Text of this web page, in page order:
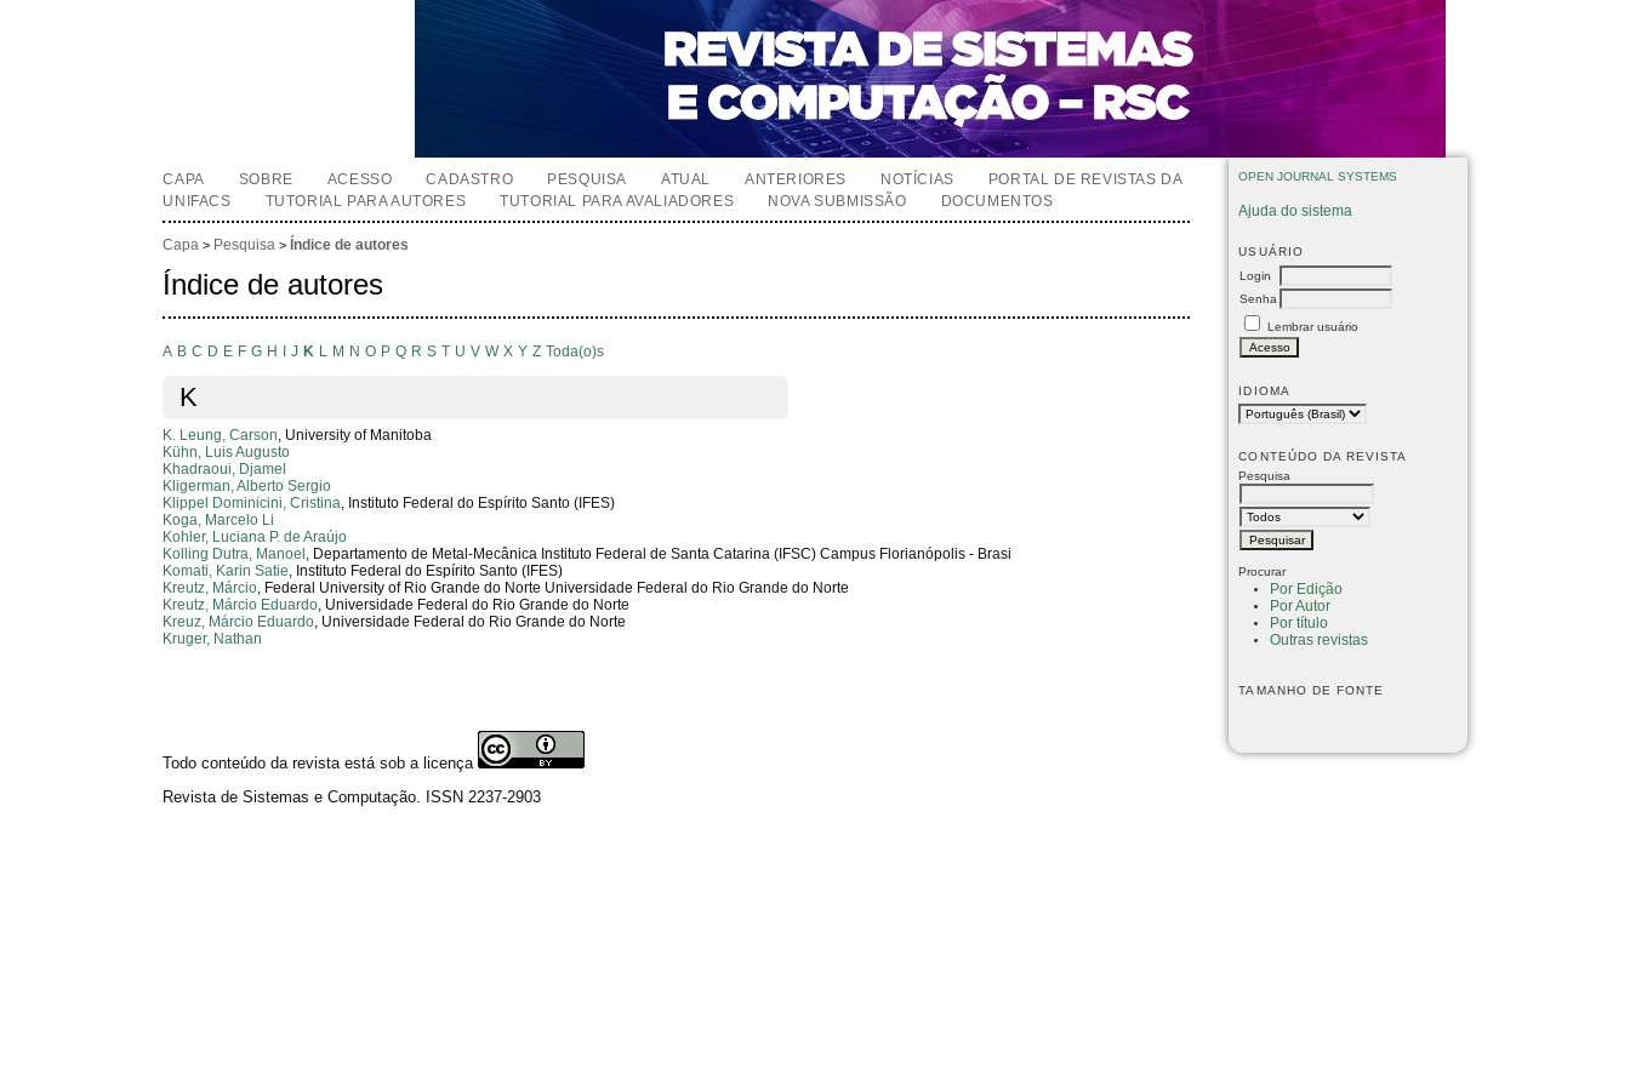
OPEN JOURNAL SYSTEMS
Ajuda do sistema
USUÁRIO
Login
Senha
Lembrar usuário
IDIOMA
CONTEÚDO DA REVISTA
Pesquisa
Procurar
Por Edição
Por Autor
Por título
Outras revistas
TAMANHO DE FONTE
CAPA SOBRE ACESSO CADASTRO PESQUISA ATUAL ANTERIORES NOTÍCIAS
PORTAL DE REVISTAS DA
UNIFACS
TUTORIAL PARA AUTORES TUTORIAL PARA AVALIADORES NOVA SUBMISSÃO DOCUMENTOS
Capa > Pesquisa > Índice de autores
Índice de autores
A B C D E F G H J K L M N O P Q R S T U V W X Y Z Toda(o)s
K
K. Leung, Carson , University of Manitoba
Kühn, Luis Augusto
Khadraoui, Djamel
Kligerman, Alberto Sergio
Klippel Dominicini, Cristina , Instituto Federal do Espírito Santo (IFES)
Koga, Marcelo Li
Kohler, Luciana P. de Araújo
Kolling Dutra, Manoel , Departamento de Metal-Mecânica Instituto Federal de Santa Catarina (IFSC) Campus Florianópolis - Brasi
Komati, Karin Satie , Instituto Federal do Espírito Santo (IFES)
Kreutz, Márcio , Federal University of Rio Grande do Norte Universidade Federal do Rio Grande do Norte
Kreutz, Márcio Eduardo , Universidade Federal do Rio Grande do Norte
Kreuz, Márcio Eduardo , Universidade Federal do Rio Grande do Norte
Kruger, Nathan
Todo conteúdo da revista está sob a licença
Revista de Sistemas e Computação. ISSN 2237-2903